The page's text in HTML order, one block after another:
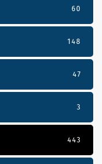
60
148
47
3
443